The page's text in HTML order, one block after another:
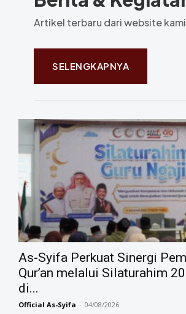
Artikel terbaru dari website kami
SELENGKAPNYA
As-Syifa Perkuat Sinergi
Qur’an melalui Silaturahim
di...
Official As-Syifa - 04/08/2026